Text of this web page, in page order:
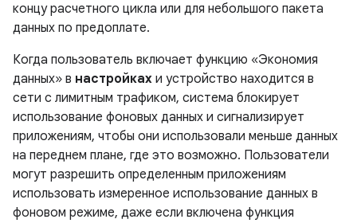
концу расчетного цикла или для небольшого пакета
данных по предоплате.
Когда пользователь включает функцию «Экономия
данных» в настройках и устройство находится в
сети с лимитным трафиком, система блокирует
использование фоновых данных и сигнализирует
приложениям, чтобы они использовали меньше данных
на переднем плане, где это возможно. Пользователи
могут разрешить определенным приложениям
использовать измеренное использование данных в
фоновом режиме, даже если включена функция